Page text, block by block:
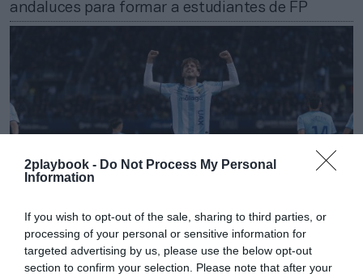
2playbook - Do Not Process My Personal
Information
If you wish to opt-out of the sale, sharing to third parties, or
processing of your personal or sensitive information for
targeted advertising by us, please use the below opt-out
section to confirm your selection. Please note that after your
andaluces para formar a estudiantes de FP
Jabier Izquierdo